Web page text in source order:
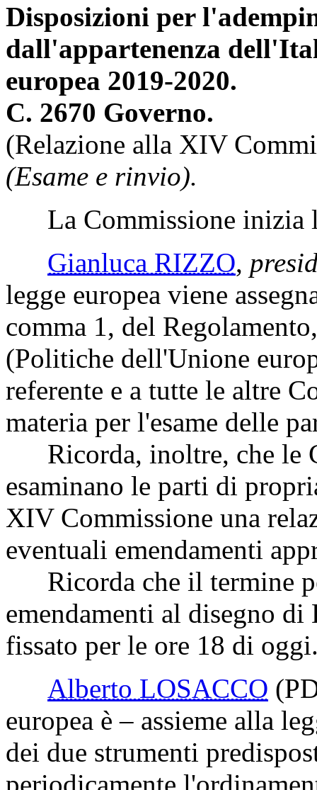
Disposizioni per
dall'appartenenza
europea 2019-2020.
C. 2670 Governo.
(Relazione alla XIV
(Esame e rinvio).
La Commissione inizia
Gianluca RIZZO,
legge europea viene
comma 1, del
(Politiche dell'Unione
referente e a tutte le altre
materia per l'esame delle
Ricorda, inoltre, che le
esaminano le parti di
XIV Commissione una
eventuali emendamenti
Ricorda che il termine
emendamenti al disegno di
fissato per le ore 18 di
Alberto LOSACCO
europea è – assieme alla
dei due strumenti
periodicamente